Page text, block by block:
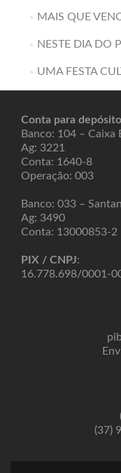
MAIS QUE
NESTE DIA DO
UMA FESTA
Conta para depósito
Banco: 104 – Caixa
Ag: 3221
Conta: 1640-8
Operação: 003
Banco: 033 –
Ag: 3490
Conta: 13000853-2
PIX / CNPJ:
16.778.698/0001-
(37)